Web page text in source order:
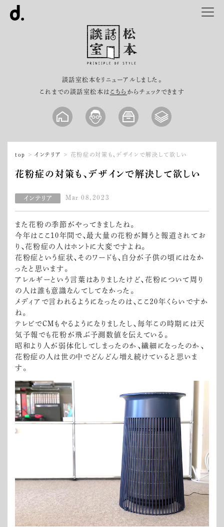
談話室松本をリニューアルしました。
これまでの談話室松本は こちら からチェックできます
top インテリア 花粉症の対策も、デザインで解決して欲しい
花粉症の対策も、デザインで解決して欲しい
Mar 08,2023
また花粉の季節がやってきましたね。
今年はここ10年間で、最大量の花粉が舞うと報道されてお
り、花粉症の人はホントに大変ですよね。
花粉症という症状、そのワードも、自分が子供の頃にはなか
ったと思います。
アレルギーという言葉はありましたけど、花粉について周り
の人は誰も意識なんてしてなかった。
メディアで言われるようになったのは、ここ２0年くらいですか
ね。
テレビでCMもやるようになりましたし、毎年この時期には天
気予報でも花粉が飛ぶ予測数値を伝えている。
昭和より人が弱体化してしまったのか、繊細になったのか、
花粉症の人は世の中でどんどん増え続けていると思いま
す。